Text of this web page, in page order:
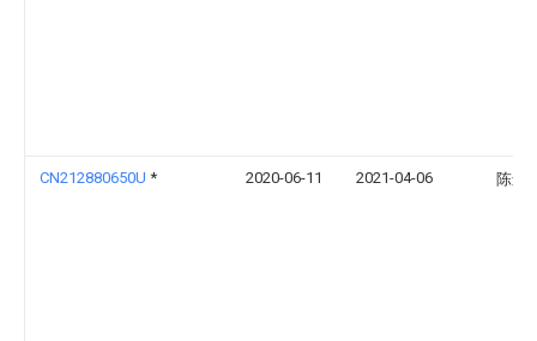
CN212880650U * 2020-06-11 2021-04-06 陈远